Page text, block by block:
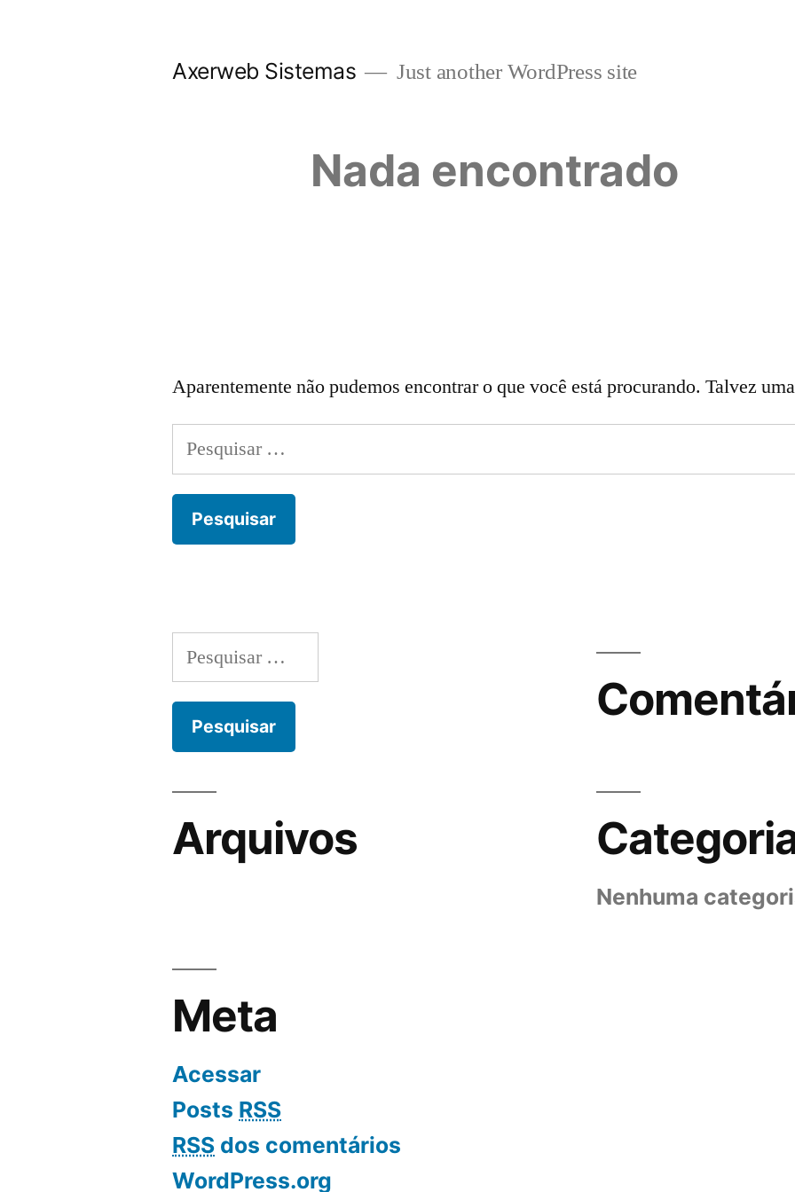
Axerweb Sistemas Just another WordPress site
Nada encontrado
Aparentemente não pudemos encontrar o que você está procurando. Talvez
Pesquisar
por:
Pesquisar
por:
Arquivos
Nenhuma
Meta
Acessar
Posts RSS
RSS dos comentários
WordPress.org